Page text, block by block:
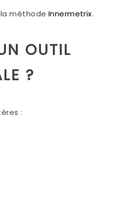
méthode Innermetrix.
OUTIL
?
: